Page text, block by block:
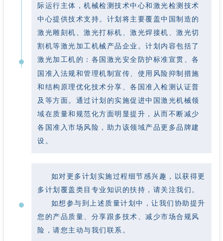
际运行主体，机械检测技术中心和激光检测技术
中心提供技术支持。计划将主要覆盖中国制造的
激光雕刻机、激光打标机、激光焊接机、激光切
割机等激光加工机械产品企业。计划内容包括了
激光加工机的：各国激光安全防护标准宣贯、各
国准入法规和管理机制宣传、使用风险抑制措施
和结构原理优化技术分享、各国准入检测认证普
及等方面。通过计划的实施促进中国激光机械领
域在质量和规范化方面明显提升，从而不断减少
各国准入市场风险，助力该领域产品更多品牌建
设。
如对更多计划实施过程细节感兴趣，以获得更
多计划覆盖类目专业知识的扶持，请关注我们。
如想参与到上述质量计划中，让我们协助提升
您的产品质量、分享跟多技术、减少市场合规风
险，请您主动与我们联系。